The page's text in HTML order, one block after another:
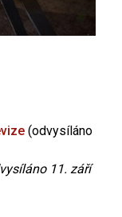
(odvysíláno
11. září